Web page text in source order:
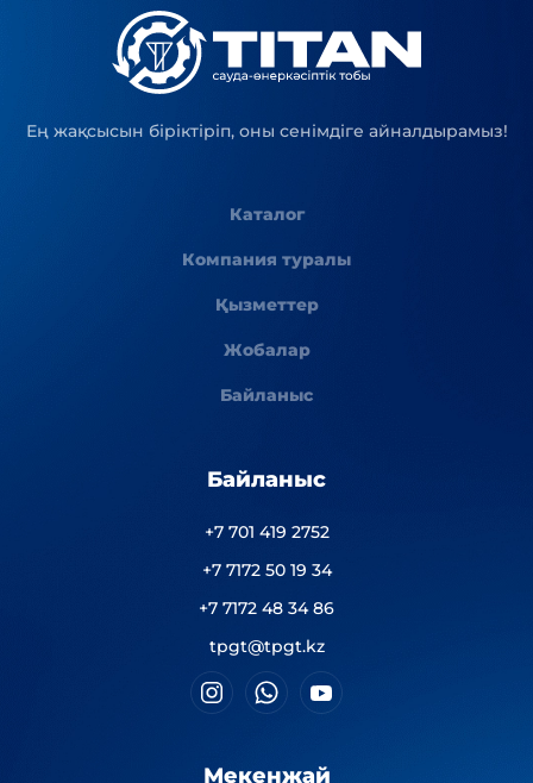
Ең жақсысын біріктіріп, оны сенімдіге айналдырамыз!
Каталог
Компания туралы
Қызметтер
Жобалар
Байланыс
Байланыс
+7 701 419 2752
+7 7172 50 19 34
+7 7172 48 34 86
tpgt@tpgt.kz
Мекенжай